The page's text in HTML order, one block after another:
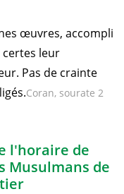
œuvres, accompli
certes leur
Pas de crainte
Coran, sourate 2
l'horaire de
Musulmans de